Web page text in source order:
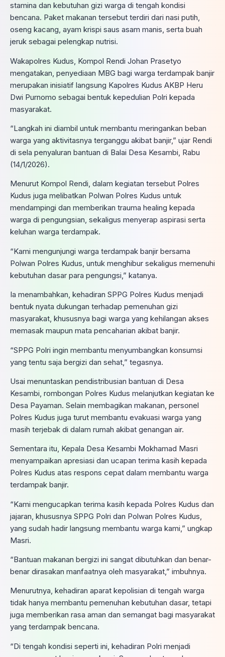
stamina dan kebutuhan gizi warga di tengah kondisi
bencana. Paket makanan tersebut terdiri dari nasi putih,
oseng kacang, ayam krispi saus asam manis, serta buah
jeruk sebagai pelengkap nutrisi.
Wakapolres Kudus, Kompol Rendi Johan Prasetyo
mengatakan, penyediaan MBG bagi warga terdampak banjir
merupakan inisiatif langsung Kapolres Kudus AKBP Heru
Dwi Purnomo sebagai bentuk kepedulian Polri kepada
masyarakat.
“Langkah ini diambil untuk membantu meringankan beban
warga yang aktivitasnya terganggu akibat banjir,” ujar Rendi
di sela penyaluran bantuan di Balai Desa Kesambi, Rabu
(14/1/2026).
Menurut Kompol Rendi, dalam kegiatan tersebut Polres
Kudus juga melibatkan Polwan Polres Kudus untuk
mendampingi dan memberikan trauma healing kepada
warga di pengungsian, sekaligus menyerap aspirasi serta
keluhan warga terdampak.
“Kami mengunjungi warga terdampak banjir bersama
Polwan Polres Kudus, untuk menghibur sekaligus memenuhi
kebutuhan dasar para pengungsi,” katanya.
Ia menambahkan, kehadiran SPPG Polres Kudus menjadi
bentuk nyata dukungan terhadap pemenuhan gizi
masyarakat, khususnya bagi warga yang kehilangan akses
memasak maupun mata pencaharian akibat banjir.
“SPPG Polri ingin membantu menyumbangkan konsumsi
yang tentu saja bergizi dan sehat,” tegasnya.
Usai menuntaskan pendistribusian bantuan di Desa
Kesambi, rombongan Polres Kudus melanjutkan kegiatan ke
Desa Payaman. Selain membagikan makanan, personel
Polres Kudus juga turut membantu evakuasi warga yang
masih terjebak di dalam rumah akibat genangan air.
Sementara itu, Kepala Desa Kesambi Mokhamad Masri
menyampaikan apresiasi dan ucapan terima kasih kepada
Polres Kudus atas respons cepat dalam membantu warga
terdampak banjir.
“Kami mengucapkan terima kasih kepada Polres Kudus dan
jajaran, khususnya SPPG Polri dan Polwan Polres Kudus,
yang sudah hadir langsung membantu warga kami,” ungkap
Masri.
“Bantuan makanan bergizi ini sangat dibutuhkan dan benar-
benar dirasakan manfaatnya oleh masyarakat,” imbuhnya.
Menurutnya, kehadiran aparat kepolisian di tengah warga
tidak hanya membantu pemenuhan kebutuhan dasar, tetapi
juga memberikan rasa aman dan semangat bagi masyarakat
yang terdampak bencana.
“Di tengah kondisi seperti ini, kehadiran Polri menjadi